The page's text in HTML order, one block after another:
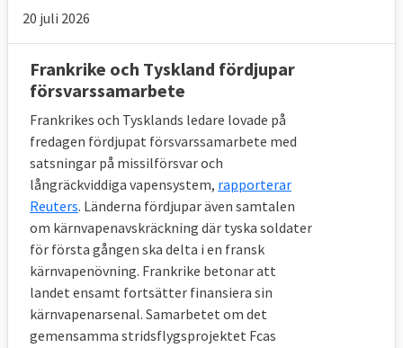
8. Har EU en egen militär?
Nej, EU har ingen egen militär. Det är helt
och hållet medlemsländernas ansvar. Men
beteckningen Eurofor används för tillfälligt
sammansatta EU-styrkor. Hittills har fem
sådana insatser gjorts: Makedonien (2003),
Bosnien-Hercegovina (2004), Demokratiska
republiken Kongo (2006), Tchad (2008) och
Centralafrikanska republiken (2014). Det
finns även en motsvarighet för marina
insatser: EU Navfor.
20 juli 2026
Frankrike och Tyskland fördjupar
försvarssamarbete
Frankrikes och Tysklands ledare lovade på
fredagen fördjupat försvarssamarbete med
satsningar på missilförsvar och
långräckviddiga vapensystem, rapporterar
Reuters. Länderna fördjupar även samtalen
om kärnvapenavskräckning där tyska soldater
för första gången ska delta i en fransk
kärnvapenövning. Frankrike betonar att
landet ensamt fortsätter finansiera sin
kärnvapenarsenal. Samarbetet om det
gemensamma stridsflygsprojektet Fcas